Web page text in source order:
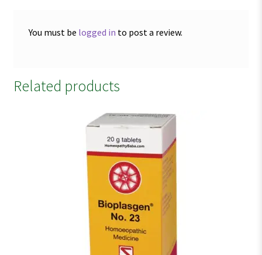
You must be logged in to post a review.
Related products